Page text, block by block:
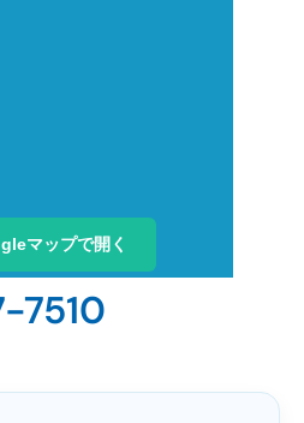
マップで開く
7510